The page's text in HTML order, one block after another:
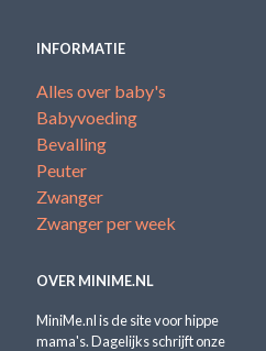
INFORMATIE
Alles over baby's
Babyvoeding
Bevalling
Peuter
Zwanger
Zwanger per week
OVER MINIME.NL
MiniMe.nl is de site voor hippe
mama's. Dagelijks schrijft onze